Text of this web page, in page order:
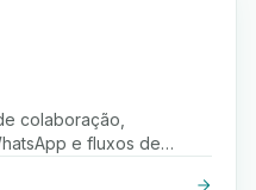
colaboração,
e fluxos de